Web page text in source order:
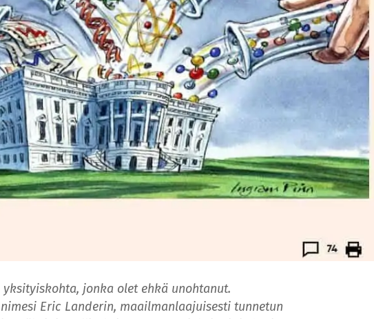
yksityiskohta, jonka olet ehkä unohtanut.
Eric Landerin, maailmanlaajuisesti tunnetun